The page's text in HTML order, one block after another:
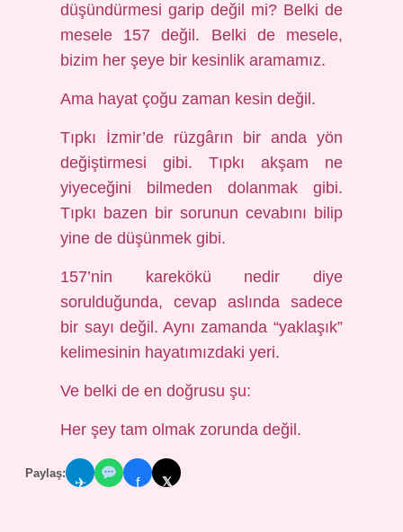
düşündürmesi garip değil mi? Belki de
mesele 157 değil. Belki de mesele,
bizim her şeye bir kesinlik aramamız.
Ama hayat çoğu zaman kesin değil.
Tıpkı İzmir’de rüzgârın bir anda yön
değiştirmesi gibi. Tıpkı akşam ne
yiyeceğini bilmeden dolanmak gibi.
Tıpkı bazen bir sorunun cevabını bilip
yine de düşünmek gibi.
157’nin karekökü nedir diye
sorulduğunda, cevap aslında sadece
bir sayı değil. Aynı zamanda “yaklaşık”
kelimesinin hayatımızdaki yeri.
Ve belki de en doğrusu şu:
Her şey tam olmak zorunda değil.
Paylaş:
✈ f 𝕏